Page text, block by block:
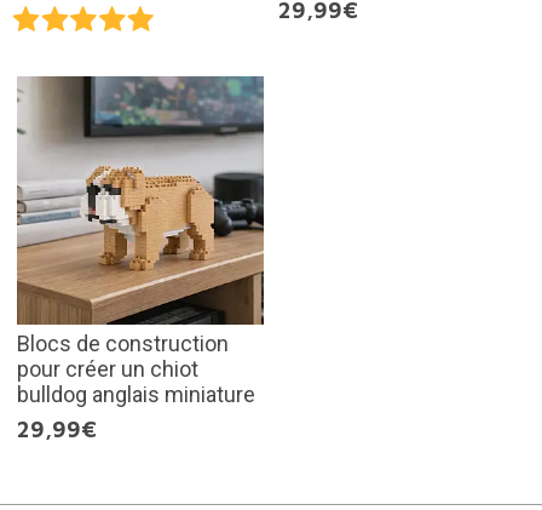
29,99€
Blocs de construction
pour créer un chiot
bulldog anglais miniature
29,99€